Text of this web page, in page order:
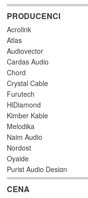
PRODUCENCI
Acrolink
Atlas
Audiovector
Cardas Audio
Chord
Crystal Cable
Furutech
HiDiamond
Kimber Kable
Melodika
Naim Audio
Nordost
Oyaide
Purist Audio Design
QED
Siltech
CENA